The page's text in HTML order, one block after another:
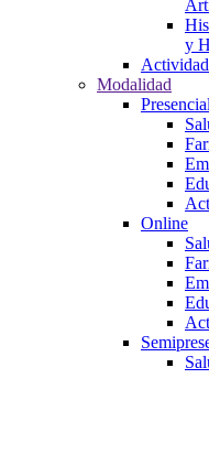
y
Modalidad
Presencial
Online